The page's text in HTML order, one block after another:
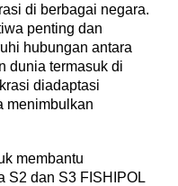
di berbagai negara.
penting dan
hubungan antara
dunia termasuk di
diadaptasi
menimbulkan
membantu
S2 dan S3 FISHIPOL